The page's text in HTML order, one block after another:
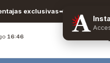
exclusivas
·16:46